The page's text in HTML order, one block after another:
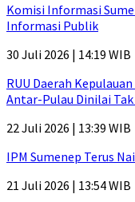
Komisi Informasi
Informasi Publik
30 Juli 2026 | 14:19 WIB
RUU Daerah
Antar-Pulau Dinilai
22 Juli 2026 | 13:39 WIB
IPM Sumenep Terus
21 Juli 2026 | 13:54 WIB